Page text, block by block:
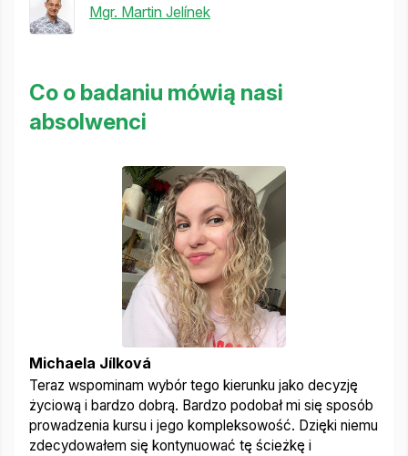
Mgr. Martin Jelínek
Co o badaniu mówią nasi
absolwenci
Michaela Jílková
Teraz wspominam wybór tego kierunku jako decyzję
życiową i bardzo dobrą. Bardzo podobał mi się sposób
prowadzenia kursu i jego kompleksowość. Dzięki niemu
zdecydowałem się kontynuować tę ścieżkę i